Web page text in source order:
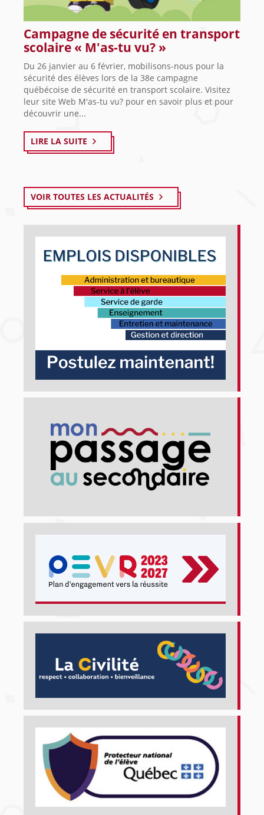
Campagne de sécurité en transport
scolaire « M'as-tu vu? »
Du 26 janvier au 6 février, mobilisons-nous pour la
sécurité des élèves lors de la 38e campagne
québécoise de sécurité en transport scolaire. Visitez
leur site Web M'as-tu vu? pour en savoir plus et pour
découvrir une...
LIRE LA SUITE
VOIR TOUTES LES ACTUALITÉS